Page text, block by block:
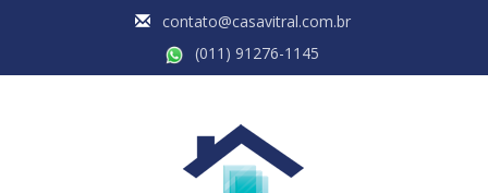
contato@casavitral.com.br
(011) 91276-1145